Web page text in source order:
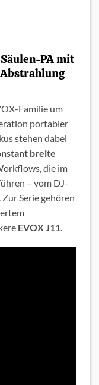
PA mit
Familie um
portabler
stehen dabei
breite
die im
– vom DJ-
Serie gehören
EVOX J11.